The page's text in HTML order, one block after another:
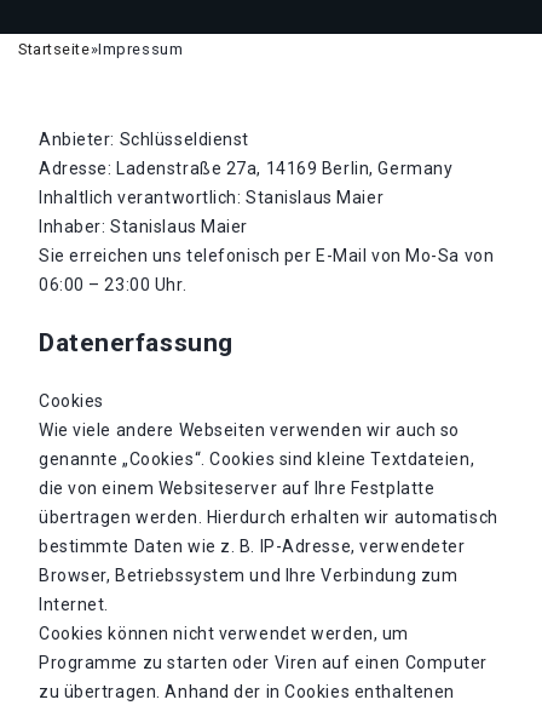
Startseite»Impressum
Anbieter: Schlüsseldienst
Adresse: Ladenstraße 27a, 14169 Berlin, Germany
Inhaltlich verantwortlich: Stanislaus Maier
Inhaber: Stanislaus Maier
Sie erreichen uns telefonisch per E-Mail von Mo-Sa von
06:00 – 23:00 Uhr.
Datenerfassung
Cookies
Wie viele andere Webseiten verwenden wir auch so
genannte „Cookies“. Cookies sind kleine Textdateien,
die von einem Websiteserver auf Ihre Festplatte
übertragen werden. Hierdurch erhalten wir automatisch
bestimmte Daten wie z. B. IP-Adresse, verwendeter
Browser, Betriebssystem und Ihre Verbindung zum
Internet.
Cookies können nicht verwendet werden, um
Programme zu starten oder Viren auf einen Computer
zu übertragen. Anhand der in Cookies enthaltenen